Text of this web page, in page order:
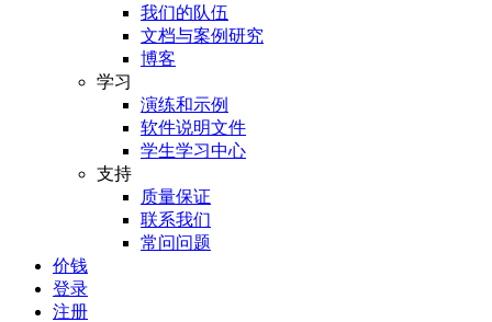
我们的队伍
文档与案例研究
博客
学习
演练和示例
软件说明文件
学生学习中心
支持
质量保证
联系我们
常问问题
价钱
登录
注册